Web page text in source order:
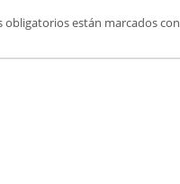
obligatorios están marcados con